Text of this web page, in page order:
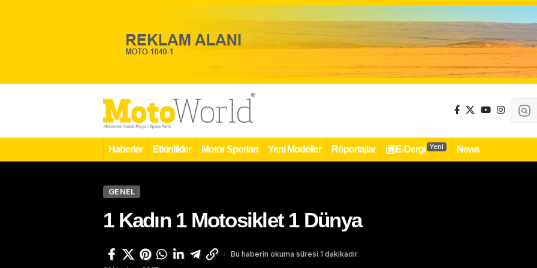
Haberler Etkinlikler Motor Sporları Yeni Modeller Röportajlar E-Dergi Yeni News
GENEL
1 Kadın 1 Motosiklet 1 Dünya
Bu haberin okuma süresi 1 dakikadır.